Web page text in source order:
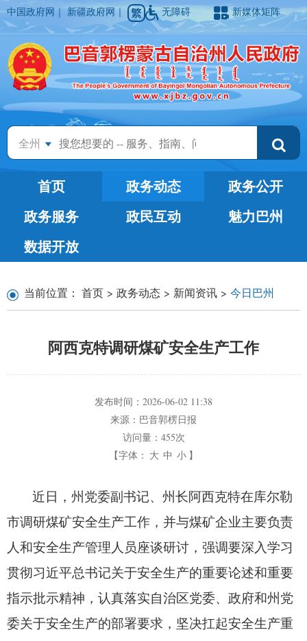
中国政府网 ｜新疆政府网 ｜ 无障碍 新媒体矩阵
全州
首页 政务动态
政务公开
政务服务
政民互动
魅力巴州
数据开放
当前位置： 首页 > 政务动态 > 新闻资讯 > 今日巴州
阿西克特调研煤矿安全生产工作
发布时间： 2026-06-02 11:38
来源： 巴音郭楞日报
访问量： 455次
【字体： 大 中 小 】
近日，州党委副书记、州长阿西克特在库尔勒
市调研煤矿安全生产工作， 并与煤矿企业主要负责
人和安全生产管理人员座谈研讨， 强调要深入学习
贯彻习近平总书记关于安全生产的重要论述和重要
指示批示精神， 认真落实自治区党委、 政府和州党
委关于安全生产的部署要求， 坚决扛起安全生产重